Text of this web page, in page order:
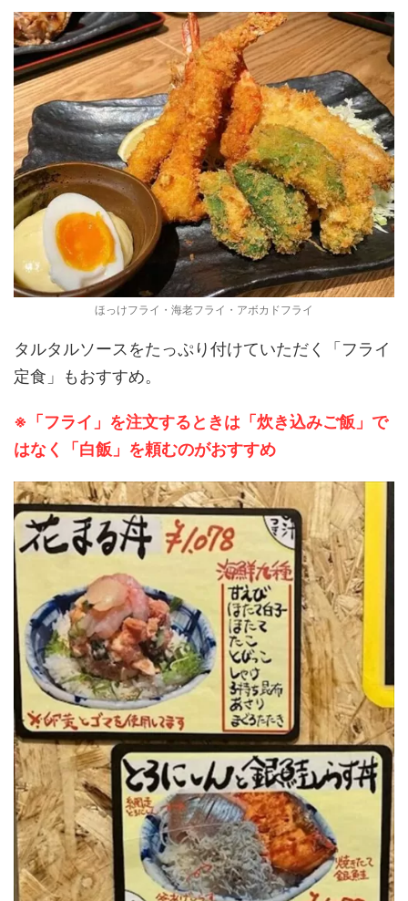
ほっけフライ・海老フライ・アボカドフライ
タルタルソースをたっぷり付けていただく「フライ
定食」もおすすめ。
※「フライ」を注文するときは「炊き込みご飯」で
はなく「白飯」を頼むのがおすすめ